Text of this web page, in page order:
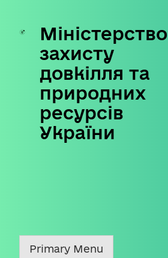
Skip
content
Міністерство
захисту
довкілля та
природних
ресурсів
України
Primary Menu